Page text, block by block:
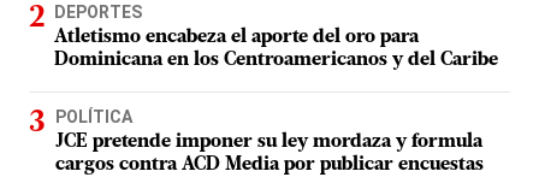
DEPORTES
Atletismo encabeza el aporte del oro para
Dominicana en los Centroamericanos y del Caribe
POLÍTICA
JCE pretende imponer su ley mordaza y formula
cargos contra ACD Media por publicar encuestas